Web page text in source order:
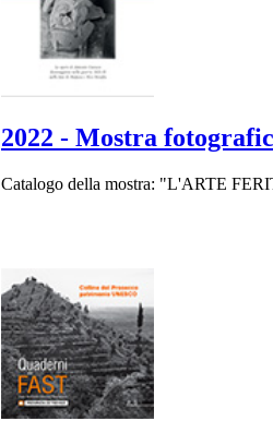
2022 - Mostra
Catalogo della mostra: "L'ARTE